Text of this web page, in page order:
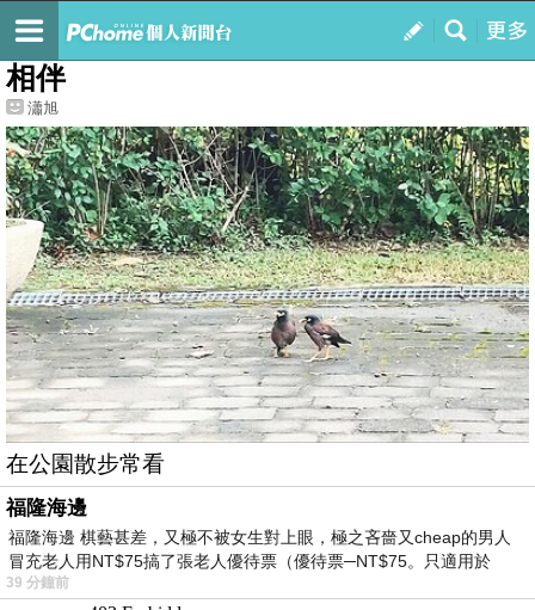
我的
最新文章
相伴
瀟旭
在公園散步常看
福隆海邊
福隆海邊 棋藝甚差，又極不被女生對上眼，極之吝嗇又cheap的男人
冒充老人用NT$75搞了張老人優待票（優待票─NT$75。只適用於
39 分鐘前